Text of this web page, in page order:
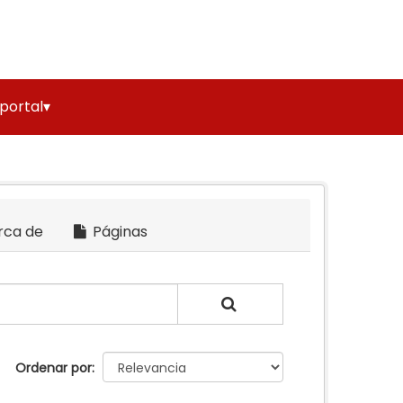
de Páginas
Ordenar por